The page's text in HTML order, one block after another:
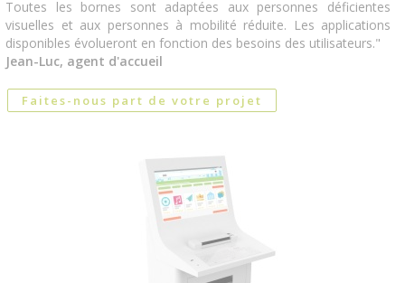
Toutes les bornes sont adaptées aux personnes déficientes
visuelles et aux personnes à mobilité réduite. Les applications
disponibles évolueront en fonction des besoins des utilisateurs."
Jean-Luc, agent d'accueil
Faites-nous part de votre projet